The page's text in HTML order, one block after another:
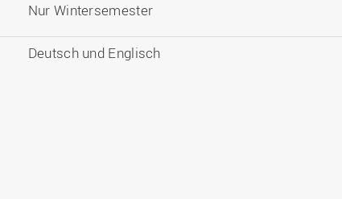
Nur Wintersemester
Deutsch und Englisch